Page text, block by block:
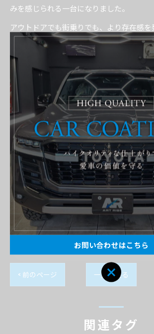
みを感じられる一台になりました。
アウトドアでも街乗りでも、より存在感を
思います。
この度はご依頼いただき誠にありがとうご
今後のメンテナンスやご相談も、ぜひお気
い。
ART RISE アートライズ
住所 : 茨城県常総市国生１２０８−１
電話番号 : 0297-21-5981
FAX番号 : 0297-21-5982
ボディ磨き・コーティング SUZUKI 施工事例
< 前のページ 一覧に戻る
関連タグ
お問い合わせはこちら